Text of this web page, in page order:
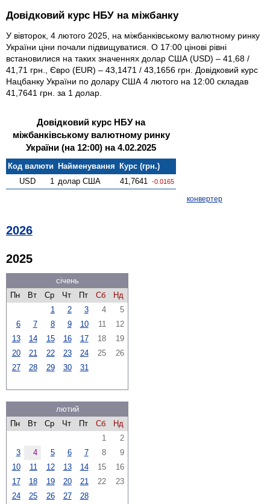
Довідковий курс НБУ на міжбанку
У вівторок, 4 лютого 2025, на міжбанківському валютному ринку
України ціни почали підвищуватися. О 17:00 цінові рівні
встановилися на таких значеннях долар США (USD) – 41,68 /
41,71 грн., Євро (EUR) – 43,1471 / 43,1656 грн. Довідковий курс
Нацбанку України по долару США 4 лютого на 12:00 складав
41,7641 грн. за 1 долар.
Довідковий курс НБУ на
міжбанківському валютному ринку
України (на 12:00) на 4.02.2025
Код валюти Найменування
Курс (грн.)
USD
1 долар США 41,7641 -0.0165
конвертер
2026
2025
січень
Пн
Вт Ср Чт Пт Сб
Нд
1
2 3 4
5
6
7 8 9 10 11
12
13
14 15 16 17 18
19
20
21 22 23 24 25
26
27
28 29 30 31
лютий
Пн
Вт Ср Чт Пт Сб
Нд
1
2
3
4 5 6 7 8
9
10
11 12 13 14 15
16
17
18 19 20 21 22
23
24
25 26 27 28